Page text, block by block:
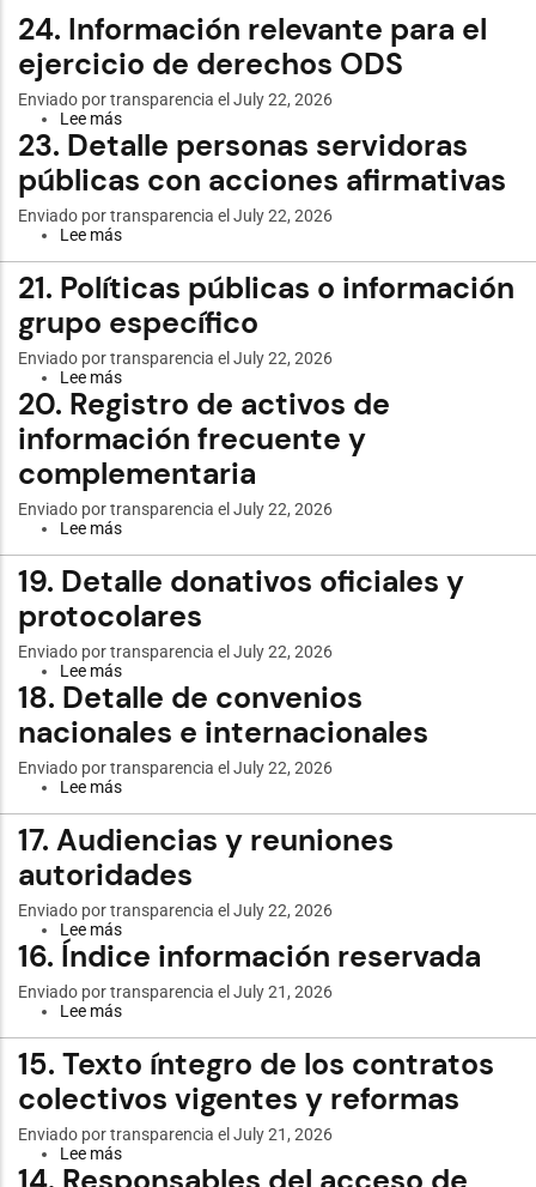
24. Información relevante para el
ejercicio de derechos ODS
Enviado portransparencia el July 22, 2026
Lee más
24.
Información
relevante
para
el
derechos
ODS
23. Detalle personas servidoras
públicas con acciones afirmativas
Enviado portransparencia el July 22, 2026
Lee más
Detalle
personas
servidoras
públicas
con
acciones
afirmativas
21. Políticas públicas o información
grupo específico
Enviado portransparencia el July 22, 2026
Lee más
21.
Políticas
públicas
o
información
específico
20. Registro de activos de
información frecuente y
complementaria
Enviado portransparencia el July 22, 2026
Lee más
Registro
de
activos
de
información
frecuente
complementaria
19. Detalle donativos oficiales y
protocolares
Enviado portransparencia el July 22, 2026
Lee más
19.
Detalle
donativos
oficiales
y
18. Detalle de convenios
nacionales e internacionales
Enviado portransparencia el July 22, 2026
Lee más
de
convenios
nacionales
e
internacionales
17. Audiencias y reuniones
autoridades
Enviado portransparencia el July 22, 2026
Lee más
17.
Audiencias
y
reuniones
16. Índice información reservada
Enviado portransparencia el July 21, 2026
Lee más
Índice
información
reservada
15. Texto íntegro de los contratos
colectivos vigentes y reformas
Enviado portransparencia el July 21, 2026
Lee más
15.